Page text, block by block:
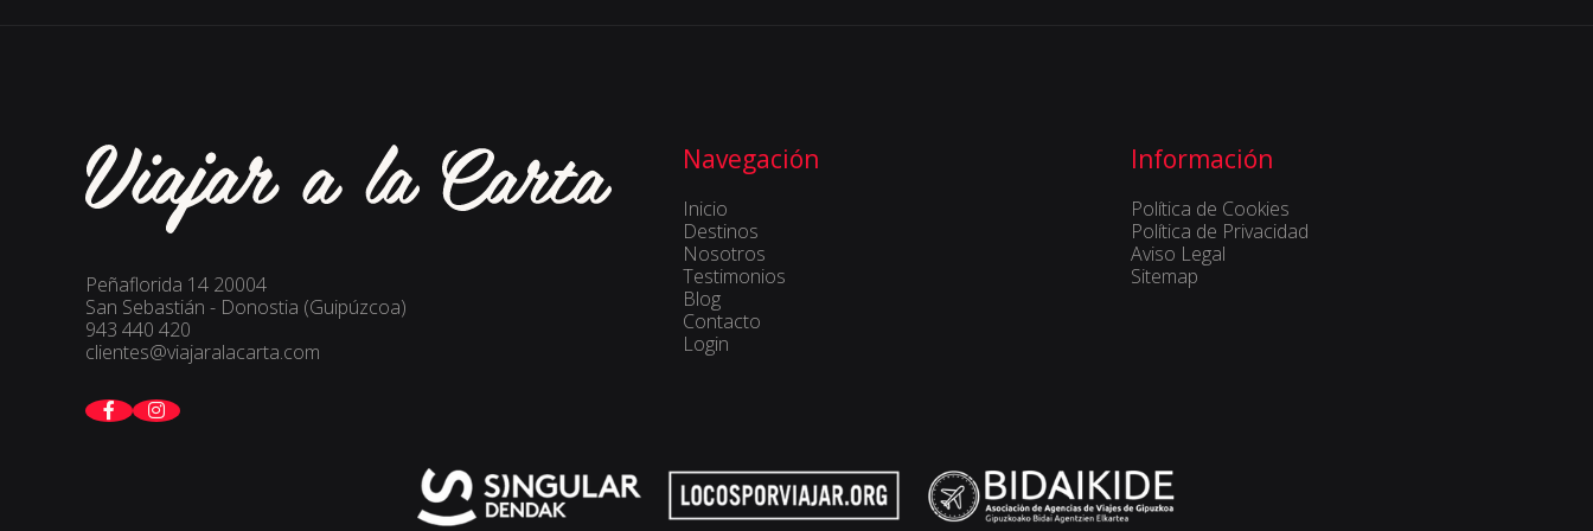
Peñaflorida 14 20004
San Sebastián - Donostia (Guipúzcoa)
943 440 420
clientes@viajaralacarta.com
Navegación
Inicio
Destinos
Nosotros
Testimonios
Blog
Contacto
Login
Información
Política de Cookies
Política de Privacidad
Aviso Legal
Sitemap